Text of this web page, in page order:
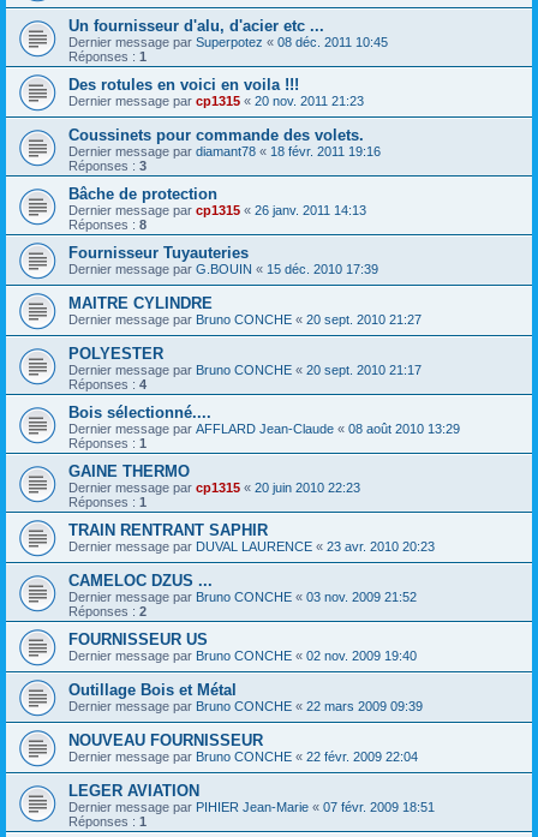
Un fournisseur d'alu, d'acier etc ...
Dernier message par Superpotez « 08 déc. 2011 10:45
Réponses : 1
Des rotules en voici en voila !!!
Dernier message par cp1315 « 20 nov. 2011 21:23
Coussinets pour commande des volets.
Dernier message par diamant78 « 18 févr. 2011 19:16
Réponses : 3
Bâche de protection
Dernier message par cp1315 « 26 janv. 2011 14:13
Réponses : 8
Fournisseur Tuyauteries
Dernier message par G.BOUIN « 15 déc. 2010 17:39
MAITRE CYLINDRE
Dernier message par Bruno CONCHE « 20 sept. 2010 21:27
POLYESTER
Dernier message par Bruno CONCHE « 20 sept. 2010 21:17
Réponses : 4
Bois sélectionné....
Dernier message par AFFLARD Jean-Claude « 08 août 2010 13:29
Réponses : 1
GAINE THERMO
Dernier message par cp1315 « 20 juin 2010 22:23
Réponses : 1
TRAIN RENTRANT SAPHIR
Dernier message par DUVAL LAURENCE « 23 avr. 2010 20:23
CAMELOC DZUS ...
Dernier message par Bruno CONCHE « 03 nov. 2009 21:52
Réponses : 2
FOURNISSEUR US
Dernier message par Bruno CONCHE « 02 nov. 2009 19:40
Outillage Bois et Métal
Dernier message par Bruno CONCHE « 22 mars 2009 09:39
NOUVEAU FOURNISSEUR
Dernier message par Bruno CONCHE « 22 févr. 2009 22:04
LEGER AVIATION
Dernier message par PIHIER Jean-Marie « 07 févr. 2009 18:51
Réponses : 1